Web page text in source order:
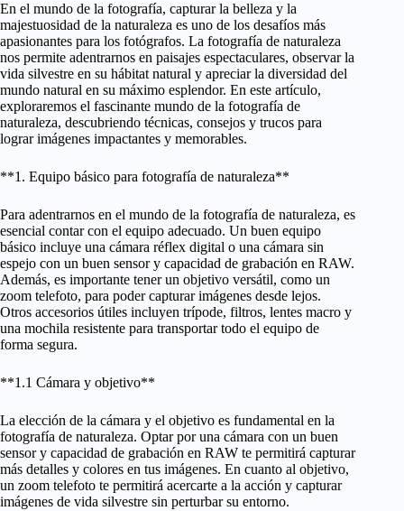
En el mundo de la fotografía, capturar la belleza y la
majestuosidad de la naturaleza es uno de los desafíos más
apasionantes para los fotógrafos. La fotografía de naturaleza
nos permite adentrarnos en paisajes espectaculares, observar la
vida silvestre en su hábitat natural y apreciar la diversidad del
mundo natural en su máximo esplendor. En este artículo,
exploraremos el fascinante mundo de la fotografía de
naturaleza, descubriendo técnicas, consejos y trucos para
lograr imágenes impactantes y memorables.
**1. Equipo básico para fotografía de naturaleza**
Para adentrarnos en el mundo de la fotografía de naturaleza, es
esencial contar con el equipo adecuado. Un buen equipo
básico incluye una cámara réflex digital o una cámara sin
espejo con un buen sensor y capacidad de grabación en RAW.
Además, es importante tener un objetivo versátil, como un
zoom telefoto, para poder capturar imágenes desde lejos.
Otros accesorios útiles incluyen trípode, filtros, lentes macro y
una mochila resistente para transportar todo el equipo de
forma segura.
**1.1 Cámara y objetivo**
La elección de la cámara y el objetivo es fundamental en la
fotografía de naturaleza. Optar por una cámara con un buen
sensor y capacidad de grabación en RAW te permitirá capturar
más detalles y colores en tus imágenes. En cuanto al objetivo,
un zoom telefoto te permitirá acercarte a la acción y capturar
imágenes de vida silvestre sin perturbar su entorno.